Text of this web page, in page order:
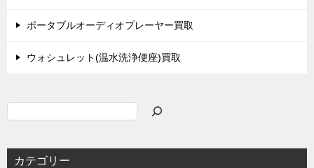
ポータブルオーディオプレーヤー買取
ウォシュレット(温水洗浄便座)買取
カテゴリー